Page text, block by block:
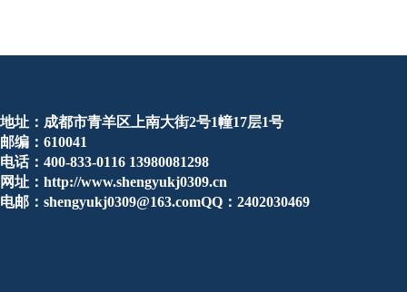
地址：成都市青羊区上南大街2号1幢17层1号
邮编：610041
电话：400-833-0116 13980081298
网址：http://www.shengyukj0309.cn
电邮：shengyukj0309@163.comQQ：2402030469